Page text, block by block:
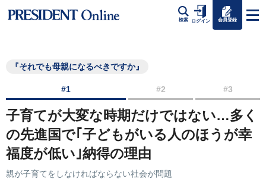
検索 ログイン 会員登録
『それでも母親になるべきですか』
#1 #2 #3
子育てが大変な時期だけではない…多く
の先進国で｢子どもがいる人のほうが幸
福度が低い｣納得の理由
親が子育てをしなければならない社会が問題